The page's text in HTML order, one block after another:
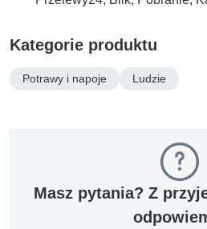
Kategorie produktu
Potrawy i napoje Ludzie
Masz pytania? Z